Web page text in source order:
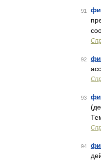
91
92
93
94